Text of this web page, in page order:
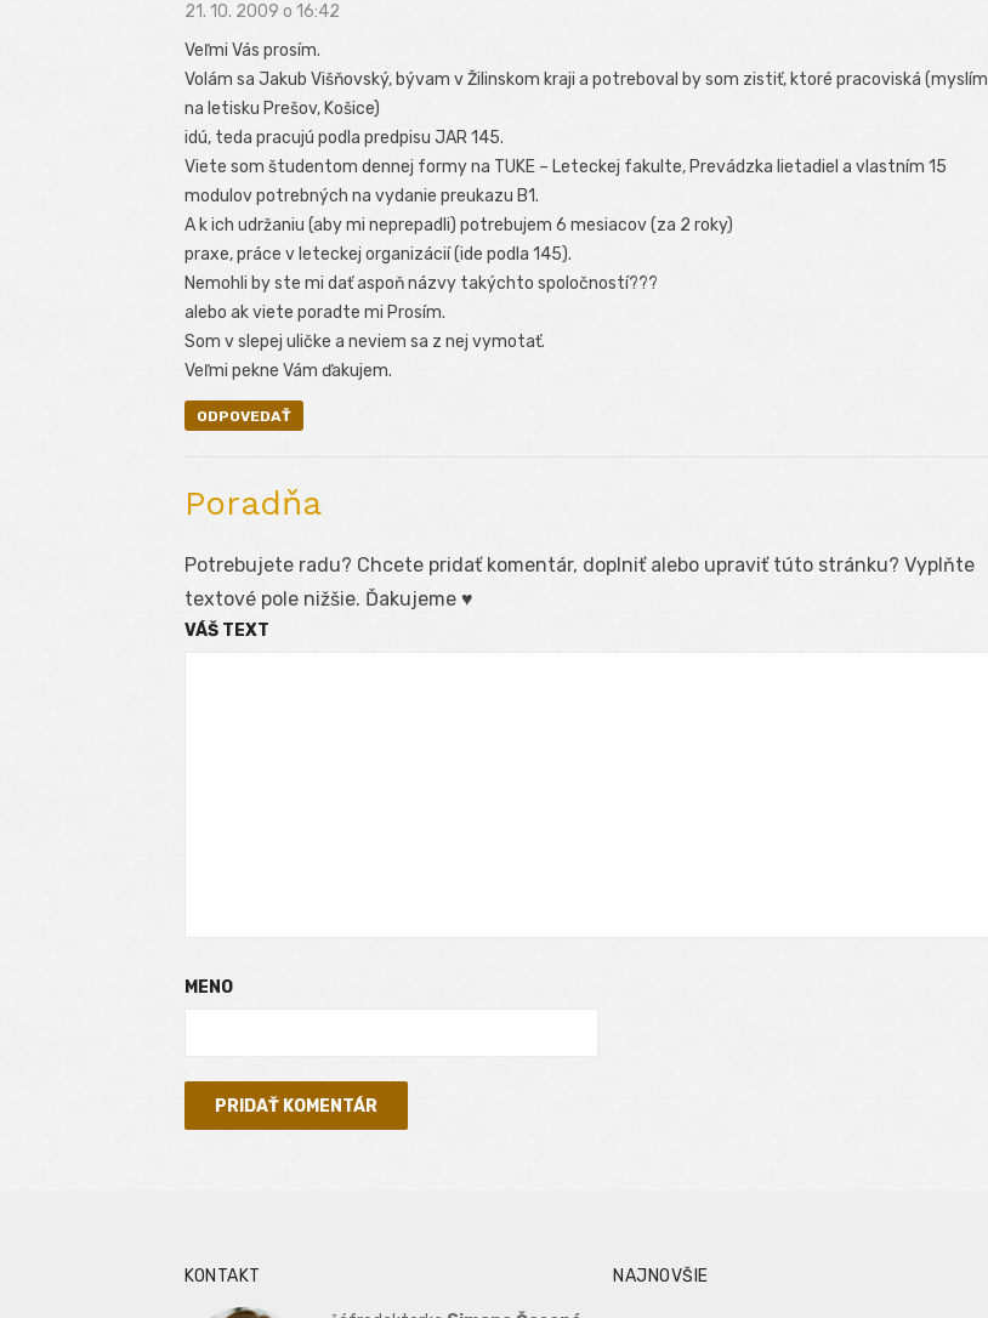
21. 10. 2009 o 16:42
Veľmi Vás prosím.
Volám sa Jakub Višňovský, bývam v Žilinskom kraji a potreboval by som zistiť, ktoré pracoviská (myslím
na letisku Prešov, Košice)
idú, teda pracujú podla predpisu JAR 145.
Viete som študentom dennej formy na TUKE – Leteckej fakulte, Prevádzka lietadiel a vlastním 15
modulov potrebných na vydanie preukazu B1.
A k ich udržaniu (aby mi neprepadli) potrebujem 6 mesiacov (za 2 roky)
praxe, práce v leteckej organizácií (ide podla 145).
Nemohli by ste mi dať aspoň názvy takýchto spoločností???
alebo ak viete poradte mi Prosím.
Som v slepej uličke a neviem sa z nej vymotať.
Veľmi pekne Vám ďakujem.
ODPOVEDAŤ
Poradňa
Potrebujete radu? Chcete pridať komentár, doplniť alebo upraviť túto stránku? Vyplňte
textové pole nižšie. Ďakujeme ♥
VÁŠ TEXT
MENO
KONTAKT NAJNOVŠIE